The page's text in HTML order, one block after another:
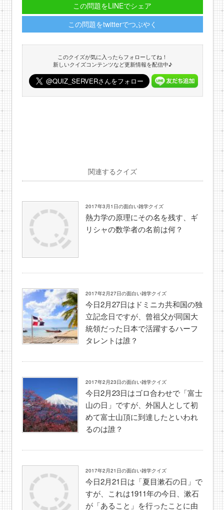
この問題をLINEでシェア
この問題をtwitterでつぶやく
このクイズが気に入ったらフォローしてね！
新しいクイズコンテンツなど更新情報を配信中♪
関連するクイズ
2017年3月1日の面白い雑学クイズ
熱力学の原理にその名を残す、ギ
リシャの数学者の名前は何？
2017年2月27日の面白い雑学クイズ
今日2月27日はドミニカ共和国の独
立記念日ですが、曾祖父が同国大
統領だった日本で活躍するハーフ
タレントは誰？
2017年2月23日の面白い雑学クイズ
今日2月23日はゴロ合わせで「富士
山の日」ですが、外国人として初
めて富士山頂に到達したといわれ
るのは誰？
2017年2月21日の面白い雑学クイズ
今日2月21日は「夏目漱石の日」で
すが、これは1911年の今日、漱石
が「あること」を行ったことに由